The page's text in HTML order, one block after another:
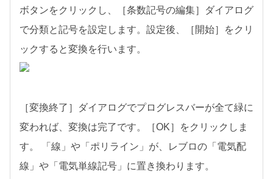
ボタンをクリックし、［条数記号の編集］ダイアログ
で分類と記号を設定します。設定後、［開始］をクリ
ックすると変換を行います。
［変換終了］ダイアログでプログレスバーが全て緑に
変われば、変換は完了です。［OK］をクリックしま
す。 「線」や「ポリライン」が、レブロの「電気配
線」や「電気単線記号」に置き換わります。